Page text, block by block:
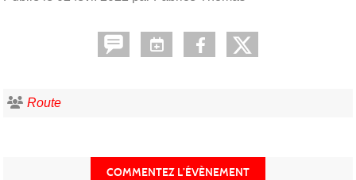
Route
COMMENTEZ L’ÉVÈNEMENT